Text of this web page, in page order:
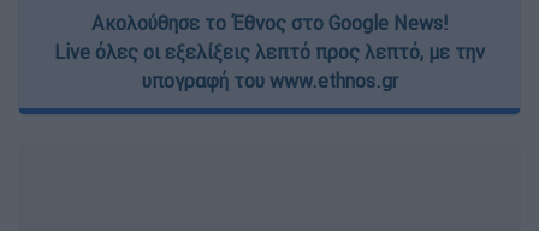
Ακολούθησε το Έθνος στο Google News!
Live όλες οι εξελίξεις λεπτό προς λεπτό, με την
υπογραφή του www.ethnos.gr